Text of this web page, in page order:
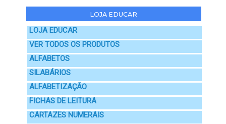
LOJA EDUCAR
LOJA EDUCAR
VER TODOS OS PRODUTOS
ALFABETOS
SILABÁRIOS
ALFABETIZAÇÃO
FICHAS DE LEITURA
CARTAZES NUMERAIS